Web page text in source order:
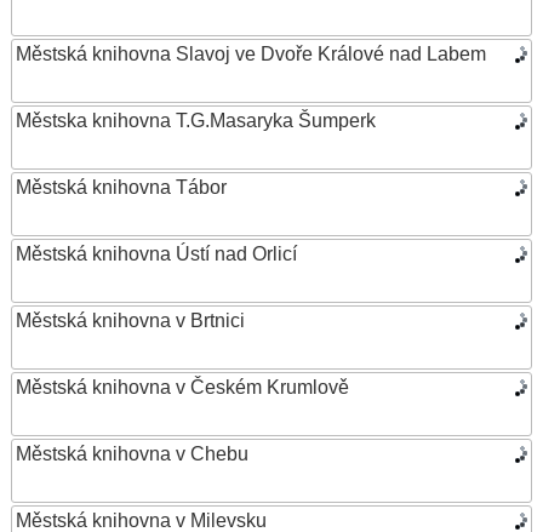
Městská knihovna Slavoj ve Dvoře Králové nad Labem
Městska knihovna T.G.Masaryka Šumperk
Městská knihovna Tábor
Městská knihovna Ústí nad Orlicí
Městská knihovna v Brtnici
Městská knihovna v Českém Krumlově
Městská knihovna v Chebu
Městská knihovna v Milevsku